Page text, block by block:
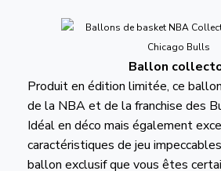
Ballon
Produit en édition limitée, ce
de la NBA et de la franchise des
Idéal en déco mais également
caractéristiques de jeu
ballon exclusif que vous êtes